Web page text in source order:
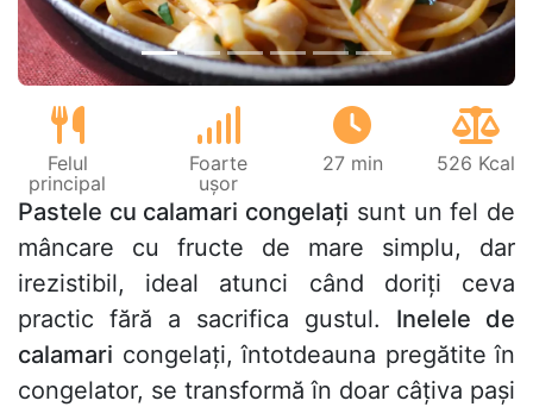
Felul
principal
Foarte
ușor
27 min 526 Kcal
Pastele cu calamari congelați sunt un fel de
mâncare cu fructe de mare simplu, dar
irezistibil, ideal atunci când doriți ceva
practic fără a sacrifica gustul. Inelele de
calamari congelați, întotdeauna pregătite în
congelator, se transformă în doar câțiva pași